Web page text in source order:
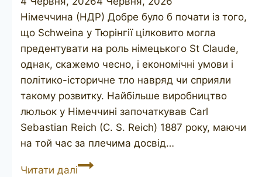
Німеччина (НДР) Добре було б почати із того,
що Schweina у Тюрінгії цілковито могла
предентувати на роль німецького St Claude,
однак, скажемо чесно, і економічні умови і
політико-історичне тло навряд чи сприяли
такому розвитку. Найбільше виробництво
люльок у Німеччині започаткував Carl
Sebastian Reich (C. S. Reich) 1887 року, маючи
на той час за плечима досвід…
Читати даліHOWAL